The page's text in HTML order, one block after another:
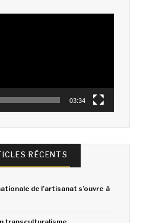
03:34
RÉCENTS
de l’artisanat s’ouvre à